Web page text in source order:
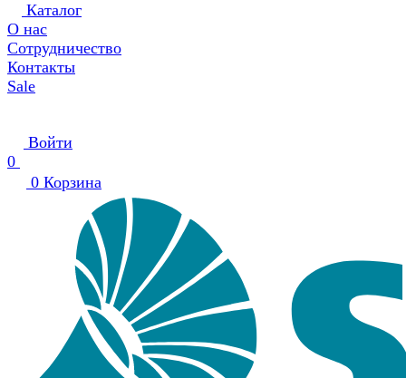
Каталог
О нас
Сотрудничество
Контакты
Sale
Войти
0
0 Корзина